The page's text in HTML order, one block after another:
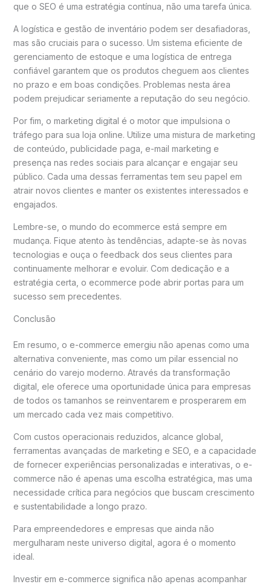
que o SEO é uma estratégia contínua, não uma tarefa única.
A logística e gestão de inventário podem ser desafiadoras,
mas são cruciais para o sucesso. Um sistema eficiente de
gerenciamento de estoque e uma logística de entrega
confiável garantem que os produtos cheguem aos clientes
no prazo e em boas condições. Problemas nesta área
podem prejudicar seriamente a reputação do seu negócio.
Por fim, o marketing digital é o motor que impulsiona o
tráfego para sua loja online. Utilize uma mistura de marketing
de conteúdo, publicidade paga, e-mail marketing e
presença nas redes sociais para alcançar e engajar seu
público. Cada uma dessas ferramentas tem seu papel em
atrair novos clientes e manter os existentes interessados e
engajados.
Lembre-se, o mundo do ecommerce está sempre em
mudança. Fique atento às tendências, adapte-se às novas
tecnologias e ouça o feedback dos seus clientes para
continuamente melhorar e evoluir. Com dedicação e a
estratégia certa, o ecommerce pode abrir portas para um
sucesso sem precedentes.
Conclusão
Em resumo, o e-commerce emergiu não apenas como uma
alternativa conveniente, mas como um pilar essencial no
cenário do varejo moderno. Através da transformação
digital, ele oferece uma oportunidade única para empresas
de todos os tamanhos se reinventarem e prosperarem em
um mercado cada vez mais competitivo.
Com custos operacionais reduzidos, alcance global,
ferramentas avançadas de marketing e SEO, e a capacidade
de fornecer experiências personalizadas e interativas, o e-
commerce não é apenas uma escolha estratégica, mas uma
necessidade crítica para negócios que buscam crescimento
e sustentabilidade a longo prazo.
Para empreendedores e empresas que ainda não
mergulharam neste universo digital, agora é o momento
ideal.
Investir em e-commerce significa não apenas acompanhar